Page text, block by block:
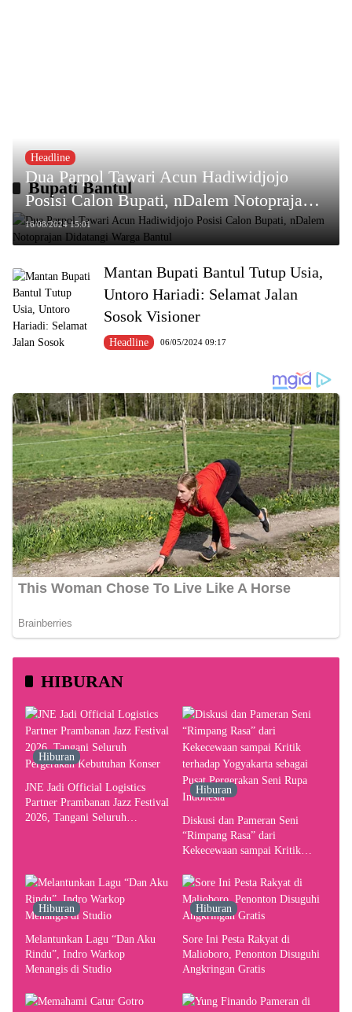
Bupati Bantul
Headline
Dua Parpol Tawari Acun Hadiwidjojo
Posisi Calon Bupati, nDalem Notoprajan
Didatangi Warga Bantul
16/08/2024 15:01
Mantan Bupati Bantul Tutup Usia,
Untoro Hariadi: Selamat Jalan
Sosok Visioner
Headline 06/05/2024 09:17
HIBURAN
Hiburan
JNE Jadi Official Logistics
Partner Prambanan Jazz Festival
2026, Tangani Seluruh
Hiburan
Diskusi dan Pameran Seni
“Rimpang Rasa” dari
Kekecewaan sampai Kritik
Pusat Pergerakan Seni Rupa
Indonesia
Hiburan
Melantunkan Lagu “Dan Aku
Rindu”, Indro Warkop
Menangis di Studio
Hiburan
Sore Ini Pesta Rakyat di
Malioboro, Penonton Disuguhi
Angkringan Gratis